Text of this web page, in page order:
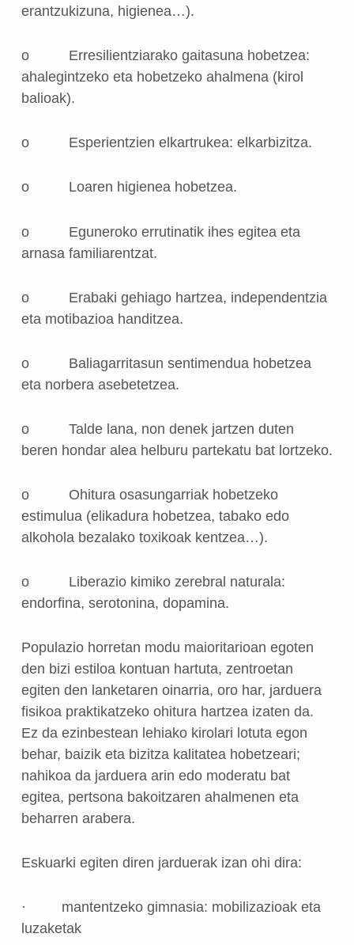
erantzukizuna, higienea…).
o
Erresilientziarako gaitasuna hobetzea:
ahalegintzeko eta hobetzeko ahalmena (kirol
balioak).
o Esperientzien elkartrukea: elkarbizitza.
o Loaren higienea hobetzea.
o
Eguneroko errutinatik ihes egitea eta
arnasa familiarentzat.
o
Erabaki gehiago hartzea, independentzia
eta motibazioa handitzea.
o
Baliagarritasun sentimendua hobetzea
eta norbera asebetetzea.
o
Talde lana, non denek jartzen duten
beren hondar alea helburu partekatu bat lortzeko.
o
Ohitura osasungarriak hobetzeko
estimulua (elikadura hobetzea, tabako edo
alkohola bezalako toxikoak kentzea…).
o
Liberazio kimiko zerebral naturala:
endorfina, serotonina, dopamina.
Populazio horretan modu maioritarioan egoten
den bizi estiloa kontuan hartuta, zentroetan
egiten den lanketaren oinarria, oro har, jarduera
fisikoa praktikatzeko ohitura hartzea izaten da.
Ez da ezinbestean lehiako kirolari lotuta egon
behar, baizik eta bizitza kalitatea hobetzeari;
nahikoa da jarduera arin edo moderatu bat
egitea, pertsona bakoitzaren ahalmenen eta
beharren arabera.
Eskuarki egiten diren jarduerak izan ohi dira:
· mantentzeko gimnasia: mobilizazioak eta
luzaketak